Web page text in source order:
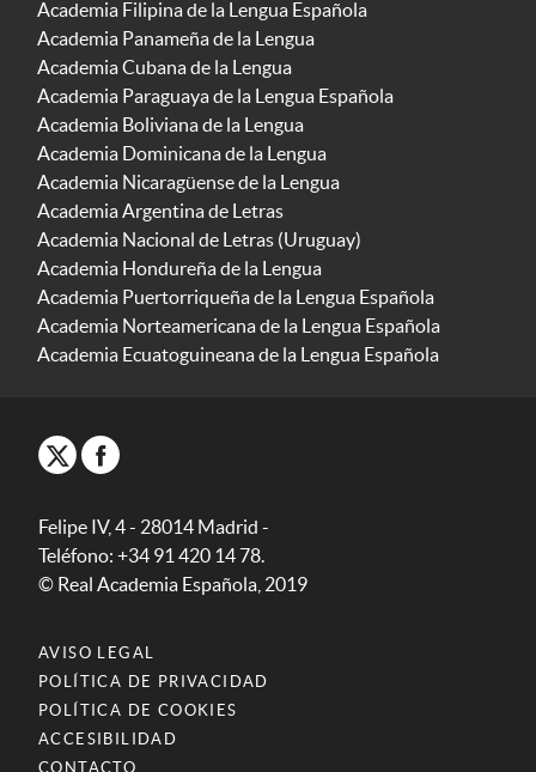
Academia Filipina de la Lengua Española
Academia Panameña de la Lengua
Academia Cubana de la Lengua
Academia Paraguaya de la Lengua Española
Academia Boliviana de la Lengua
Academia Dominicana de la Lengua
Academia Nicaragüense de la Lengua
Academia Argentina de Letras
Academia Nacional de Letras (Uruguay)
Academia Hondureña de la Lengua
Academia Puertorriqueña de la Lengua Española
Academia Norteamericana de la Lengua Española
Academia Ecuatoguineana de la Lengua Española
Felipe IV, 4 - 28014 Madrid -
Teléfono: +34 91 420 14 78.
© Real Academia Española, 2019
AVISO LEGAL
POLÍTICA DE PRIVACIDAD
POLÍTICA DE COOKIES
ACCESIBILIDAD
CONTACTO